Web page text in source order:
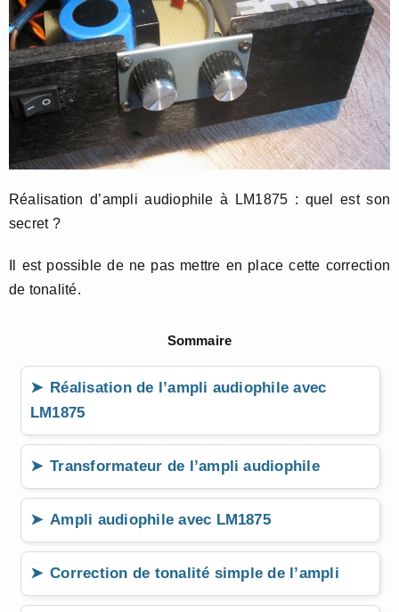
Réalisation d’ampli audiophile à LM1875 : quel est son
secret ?
Il est possible de ne pas mettre en place cette correction
de tonalité.
Sommaire
Réalisation de l’ampli audiophile avec
LM1875
Transformateur de l’ampli audiophile
Ampli audiophile avec LM1875
Correction de tonalité simple de l’ampli